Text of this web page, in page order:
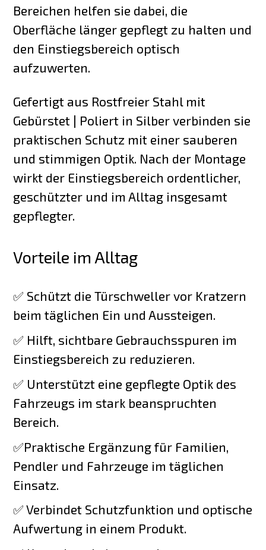
Bereichen helfen sie dabei, die
Oberfläche länger gepflegt zu halten und
den Einstiegsbereich optisch
aufzuwerten.
Gefertigt aus Rostfreier Stahl mit
Gebürstet | Poliert in Silber verbinden sie
praktischen Schutz mit einer sauberen
und stimmigen Optik. Nach der Montage
wirkt der Einstiegsbereich ordentlicher,
geschützter und im Alltag insgesamt
gepflegter.
Vorteile im Alltag
✅ Schützt die Türschweller vor Kratzern
beim täglichen Ein und Aussteigen.
✅ Hilft, sichtbare Gebrauchsspuren im
Einstiegsbereich zu reduzieren.
✅ Unterstützt eine gepflegte Optik des
Fahrzeugs im stark beanspruchten
Bereich.
✅Praktische Ergänzung für Familien,
Pendler und Fahrzeuge im täglichen
Einsatz.
✅ Verbindet Schutzfunktion und optische
Aufwertung in einem Produkt.